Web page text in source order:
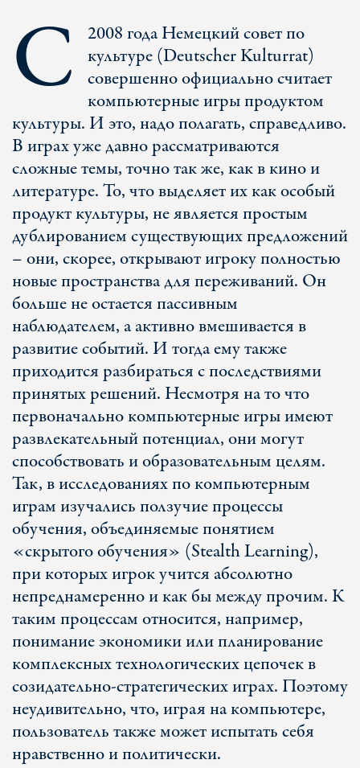
С
2008 года Немецкий совет по
культуре (Deutscher Kulturrat)
совершенно официально считает
компьютерные игры продуктом
культуры. И это, надо полагать, справедливо.
В играх уже давно рассматриваются
сложные темы, точно так же, как в кино и
литературе. То, что выделяет их как особый
продукт культуры, не является простым
дублированием существующих предложений
– они, скорее, открывают игроку полностью
новые пространства для переживаний. Он
больше не остается пассивным
наблюдателем, а активно вмешивается в
развитие событий. И тогда ему также
приходится разбираться с последствиями
принятых решений. Несмотря на то что
первоначально компьютерные игры имеют
развлекательный потенциал, они могут
способствовать и образовательным целям.
Так, в исследованиях по компьютерным
играм изучались ползучие процессы
обучения, объединяемые понятием
«скрытого обучения» (Stealth Learning),
при которых игрок учится абсолютно
непреднамеренно и как бы между прочим. К
таким процессам относится, например,
понимание экономики или планирование
комплексных технологических цепочек в
созидательно-стратегических играх. Поэтому
неудивительно, что, играя на компьютере,
пользователь также может испытать себя
нравственно и политически.